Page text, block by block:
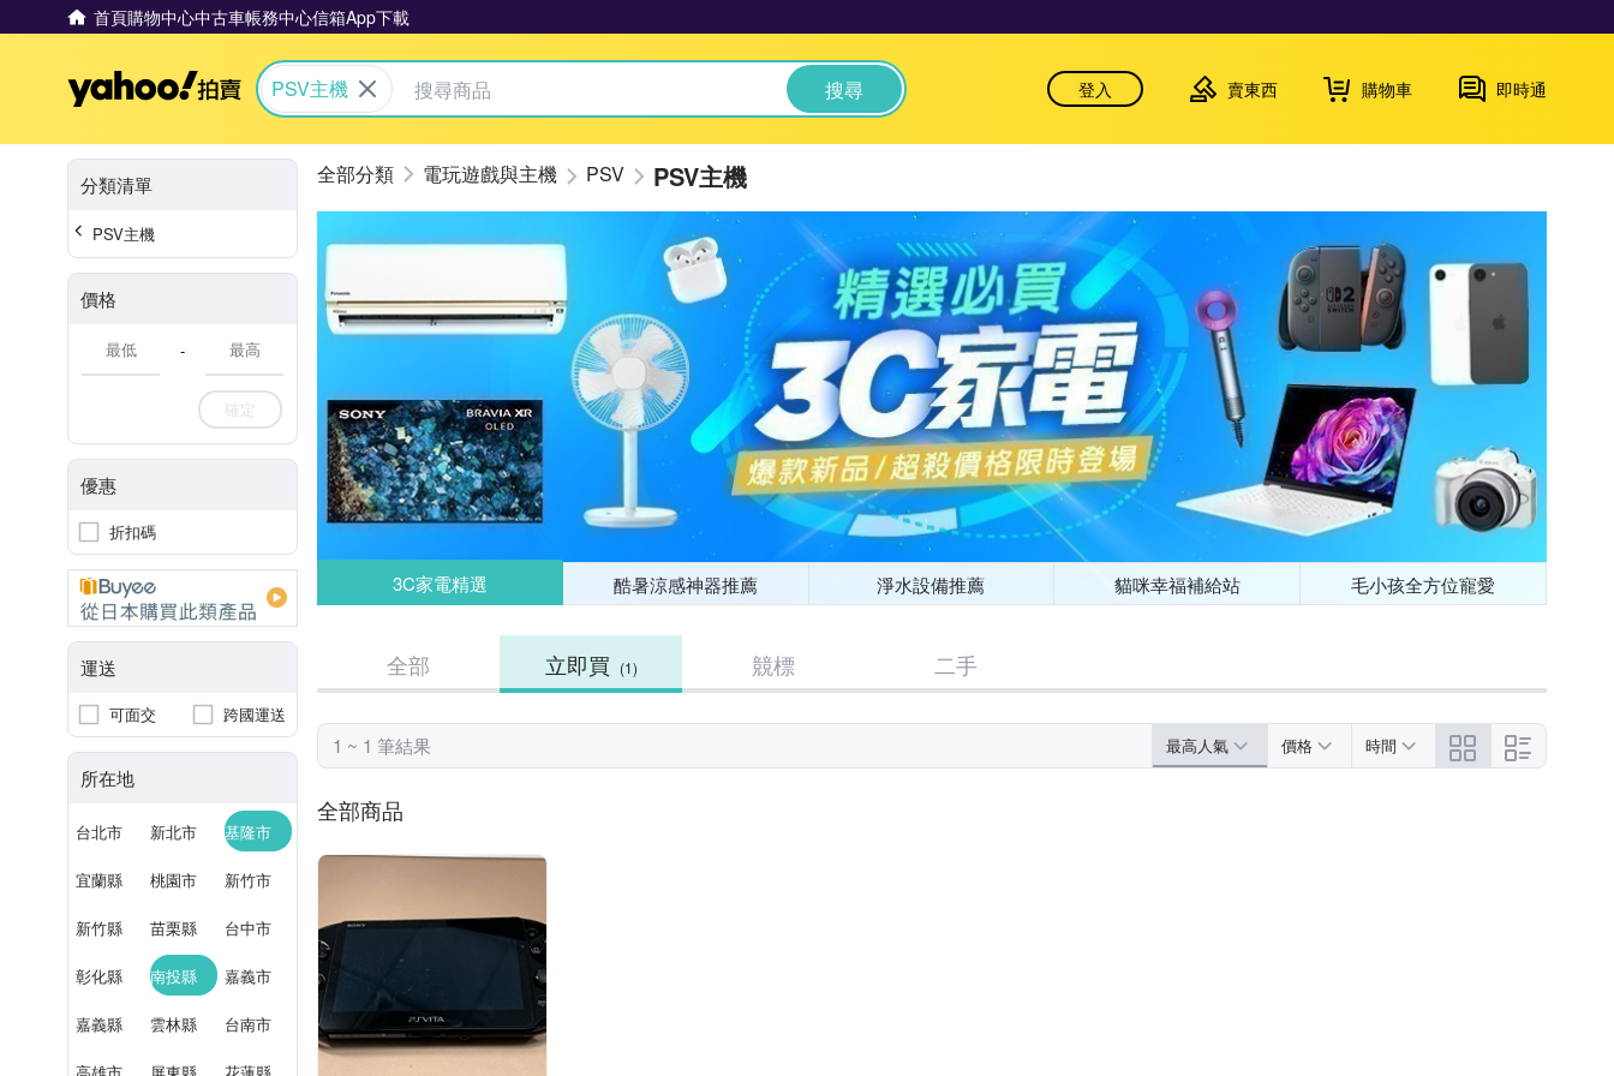
首頁購物中心中古車帳務中心信箱App下載
Yahoo拍賣
PSV主機 搜尋 登入 賣東西 購物車 即時通
分類清單
PSV主機
價格
-
確定
優惠
折扣碼
運送
可面交 跨國運送
所在地
台北市 新北市 基隆市
宜蘭縣 桃園市 新竹市
新竹縣 苗栗縣 台中市
彰化縣 南投縣 嘉義市
嘉義縣 雲林縣 台南市
電玩遊戲與主機 PSV PSV主機
3C家電精選 酷暑涼感神器推薦 淨水設備推薦 貓咪幸福補給站 毛小孩全方位寵愛
全部 立即買 (1) 競標 二手
1 ~ 1 筆結果 最高人氣 價格 時間
全部商品